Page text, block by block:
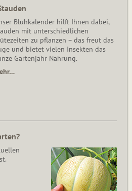
Blühkalender hilft Ihnen dabei,
mit unterschiedlichen
zu pflanzen – das freut das
und bietet vielen Insekten das
Gartenjahr Nahrung.